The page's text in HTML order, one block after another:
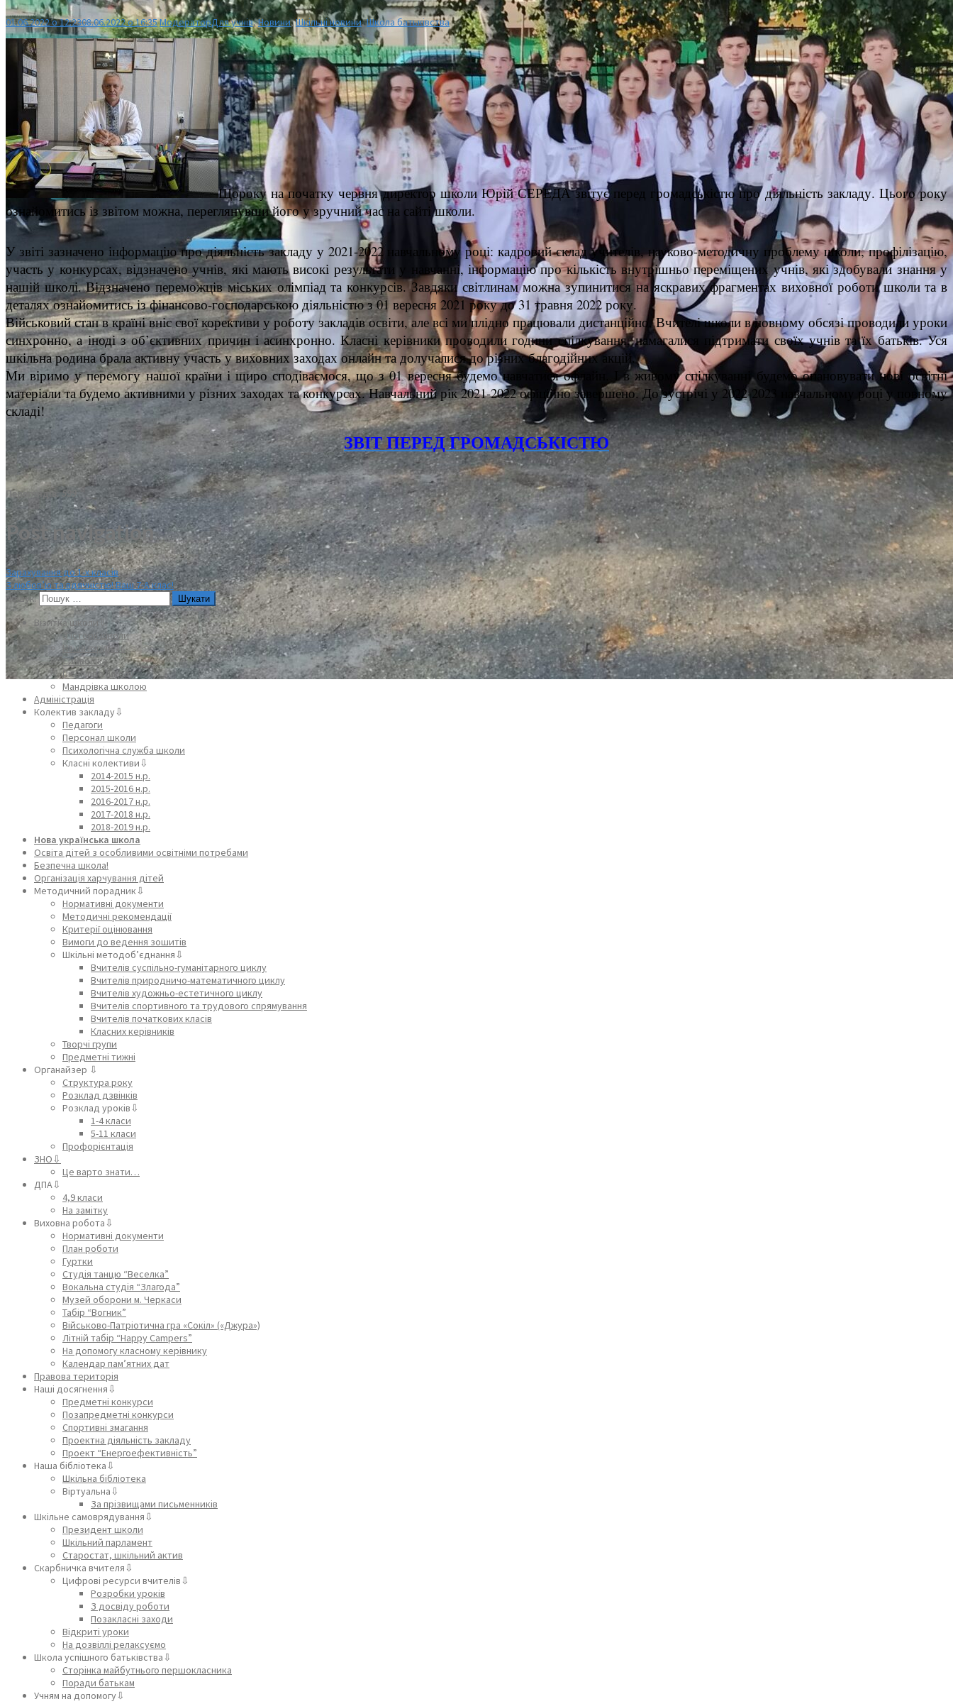
01.06.2022 о 12:2308.06.2022 о 16:35МодераторДля учнів,Новини,Шкільні новини,Школа батьківства
Щороку на початку червня директор школи Юрій СЕРЕДА звітує перед громадськістю про діяльність закладу. Цього року
ознайомитись із звітом можна, переглянувши його у зручний час на сайті школи.
У звіті зазначено інформацію про діяльність закладу у 2021-2022 навчальному році: кадровий склад учителів, науково-методичну проблему школи, профілізацію,
участь у конкурсах, відзначено учнів, які мають високі результати у навчанні, інформацію про кількість внутрішньо переміщених учнів, які здобували знання у
нашій школі. Відзначено переможців міських олімпіад та конкурсів. Завдяки світлинам можна зупинитися на яскравих фрагментах виховної роботи школи та в
деталях ознайомитись із фінансово-господарською діяльністю з 01 вересня 2021 року до 31 травня 2022 року.
Військовий стан в країні вніс свої корективи у роботу закладів освіти, але всі ми плідно працювали дистанційно. Вчителі школи в повному обсязі проводили уроки
синхронно, а іноді з об’єктивних причин і асинхронно. Класні керівники проводили години спілкування, намагалися підтримати своїх учнів та їх батьків. Уся
шкільна родина брала активну участь у виховних заходах онлайн та долучалися до різних благодійних акцій.
Ми віримо у перемогу нашої країни і щиро сподіваємося, що з 01 вересня будемо навчатися офлайн. І в живому спілкуванні будемо опановувати нові освітні
матеріали та будемо активними у різних заходах та конкурсах. Навчальний рік 2021-2022 офіційно завершено. До зустрічі у 2022-2023 навчальному році у повному
складі!
ЗВІТ ПЕРЕД ГРОМАДСЬКІСТЮ
Переглядів:599
Post navigation
Зарахування до 1-х класів
З любов’ю та вдячністю! Ваш 7-А клас!
Пошук:
Візитка школи⇩
З історії школи
Наша гордість
Символіка
Пісня про школу
Мандрівка школою
Адміністрація
Колектив закладу⇩
Педагоги
Персонал школи
Психологічна служба школи
Класні колективи⇩
2014-2015 н.р.
2015-2016 н.р.
2016-2017 н.р.
2017-2018 н.р.
2018-2019 н.р.
Нова українська школа
Освіта дітей з особливими освітніми потребами
Безпечна школа!
Організація харчування дітей
Методичний порадник⇩
Нормативні документи
Методичні рекомендації
Критерії оцінювання
Вимоги до ведення зошитів
Шкільні методоб’єднання⇩
Вчителів суспільно-гуманітарного циклу
Вчителів природничо-математичного циклу
Вчителів художньо-естетичного циклу
Вчителів спортивного та трудового спрямування
Вчителів початкових класів
Класних керівників
Творчі групи
Предметні тижні
Органайзер ⇩
Структура року
Розклад дзвінків
Розклад уроків⇩
1-4 класи
5-11 класи
Профорієнтація
ЗНО⇩
Це варто знати…
ДПА⇩
4,9 класи
На замітку
Виховна робота⇩
Нормативні документи
План роботи
Гуртки
Студія танцю “Веселка”
Вокальна студія “Злагода”
Музей оборони м. Черкаси
Табір “Вогник”
Військово-Патріотична гра «Сокіл» («Джура»)
Літній табір “Happy Campers”
На допомогу класному керівнику
Календар пам’ятних дат
Правова територія
Наші досягнення⇩
Предметні конкурси
Позапредметні конкурси
Спортивні змагання
Проектна діяльність закладу
Проект “Енергоефективність”
Наша бібліотека⇩
Шкільна бібліотека
Віртуальна⇩
За прізвищами письменників
Шкільне самоврядування⇩
Президент школи
Шкільний парламент
Старостат, шкільний актив
Скарбничка вчителя⇩
Цифрові ресурси вчителів⇩
Розробки уроків
З досвіду роботи
Позакласні заходи
Відкриті уроки
На дозвіллі релаксуємо
Школа успішного батьківства⇩
Сторінка майбутнього першокласника
Поради батькам
Учням на допомогу⇩